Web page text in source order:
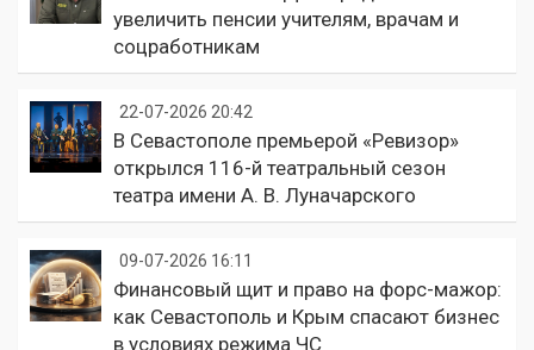
увеличить пенсии учителям, врачам и
соцработникам
22-07-2026 20:42
В Севастополе премьерой «Ревизор»
открылся 116-й театральный сезон
театра имени А. В. Луначарского
09-07-2026 16:11
Финансовый щит и право на форс-мажор:
как Севастополь и Крым спасают бизнес
в условиях режима ЧС